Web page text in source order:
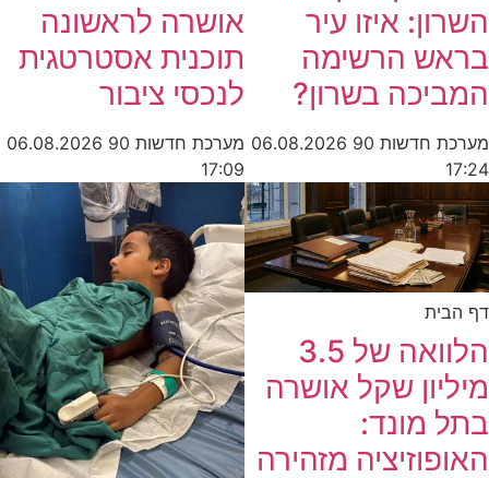
השרון: איזו עיר
בראש הרשימה
המביכה בשרון?
מערכת חדשות 90
06.08.2026
17:24
אושרה לראשונה
תוכנית אסטרטגית
לנכסי ציבור
מערכת חדשות 90
06.08.2026
17:09
דף הבית
הלוואה של 3.5
מיליון שקל אושרה
בתל מונד:
האופוזיציה מזהירה